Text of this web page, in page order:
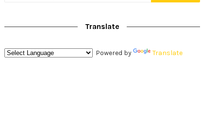
Translate
Powered by Translate